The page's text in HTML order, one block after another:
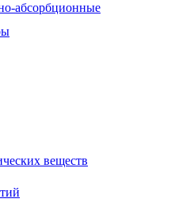
абсорбционные
веществ